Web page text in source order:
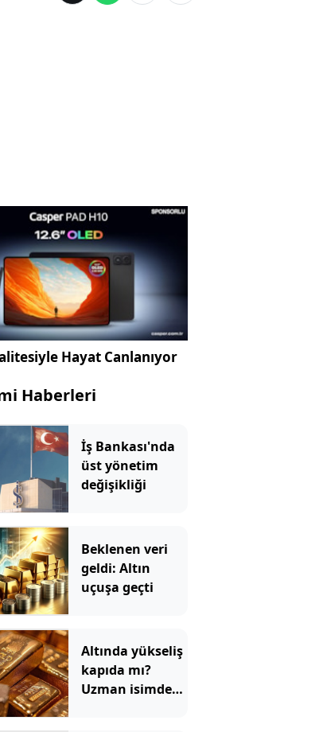
Hayat Canlanıyor
Haberleri
İş Bankası'nda
üst yönetim
değişikliği
Beklenen veri
geldi: Altın
uçuşa geçti
Altında yükseliş
kapıda mı?
Uzman isimden